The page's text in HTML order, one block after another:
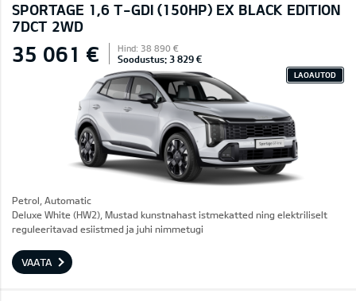
SPORTAGE 1,6 T-GDI (150HP) EX BLACK EDITION
7DCT 2WD
35 061 € Hind: 38 890 €
Soodustus: 3 829 €
LAOAUTOD
Petrol, Automatic
Deluxe White (HW2), Mustad kunstnahast istmekatted ning elektriliselt
reguleeritavad esiistmed ja juhi nimmetugi
VAATA